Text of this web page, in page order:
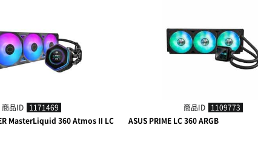
商品ID 1171469
MasterLiquid 360 Atmos II LC
商品ID 1109773
ASUS PRIME LC 360 ARGB